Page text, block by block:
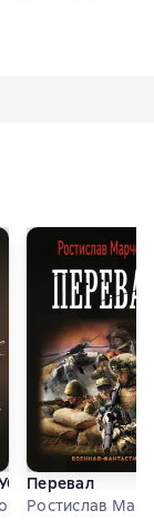
эльфов.
Перевал
Ростислав